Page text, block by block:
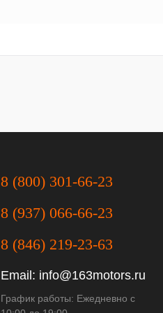
8 (800) 301-66-23
8 (937) 066-66-23
8 (846) 219-23-63
Email: info@163motors.ru
График работы: Ежедневно с